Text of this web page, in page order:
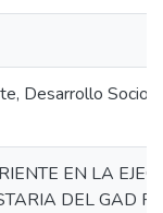
Desarrollo
EN LA
DEL GAD